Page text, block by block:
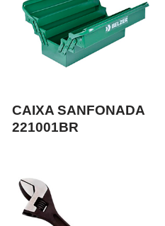
CAIXA SANFONADA
221001BR